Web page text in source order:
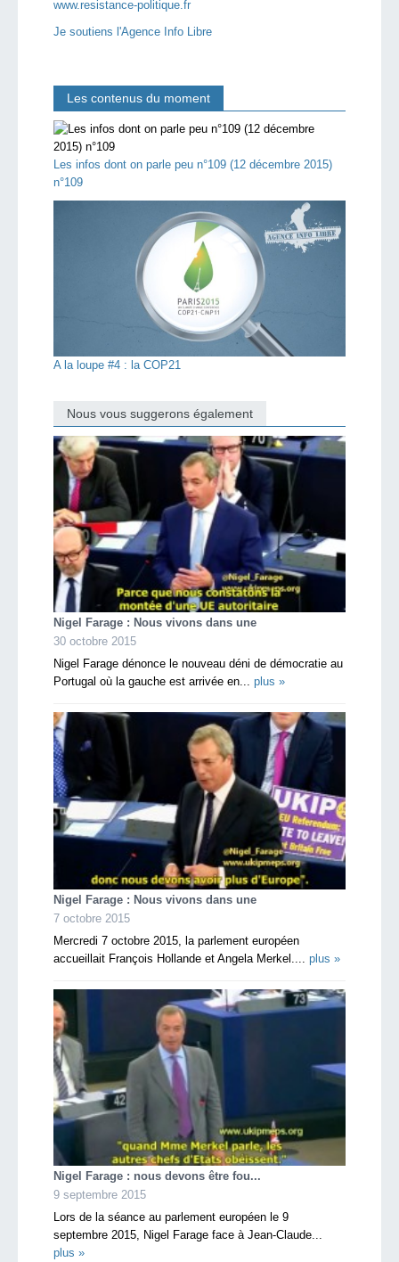
www.resistance-politique.fr
Je soutiens l'Agence Info Libre
Les contenus du moment
Les infos dont on parle peu n°109 (12 décembre 2015)
n°109
A la loupe #4 : la COP21
Nous vous suggerons également
Nigel Farage : Nous vivons dans une
30 octobre 2015
Nigel Farage dénonce le nouveau déni de démocratie au
Portugal où la gauche est arrivée en... plus »
Nigel Farage : Nous vivons dans une
7 octobre 2015
Mercredi 7 octobre 2015, la parlement européen
accueillait François Hollande et Angela Merkel.... plus »
Nigel Farage : nous devons être fou...
9 septembre 2015
Lors de la séance au parlement européen le 9
septembre 2015, Nigel Farage face à Jean-Claude...
plus »